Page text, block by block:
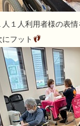
人１人利用者様の表
にフット